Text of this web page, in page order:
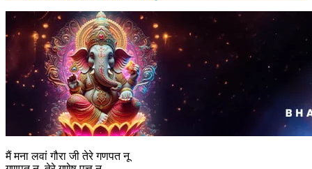
मैं मना लवां गौरा जी तेरे गणपत नू